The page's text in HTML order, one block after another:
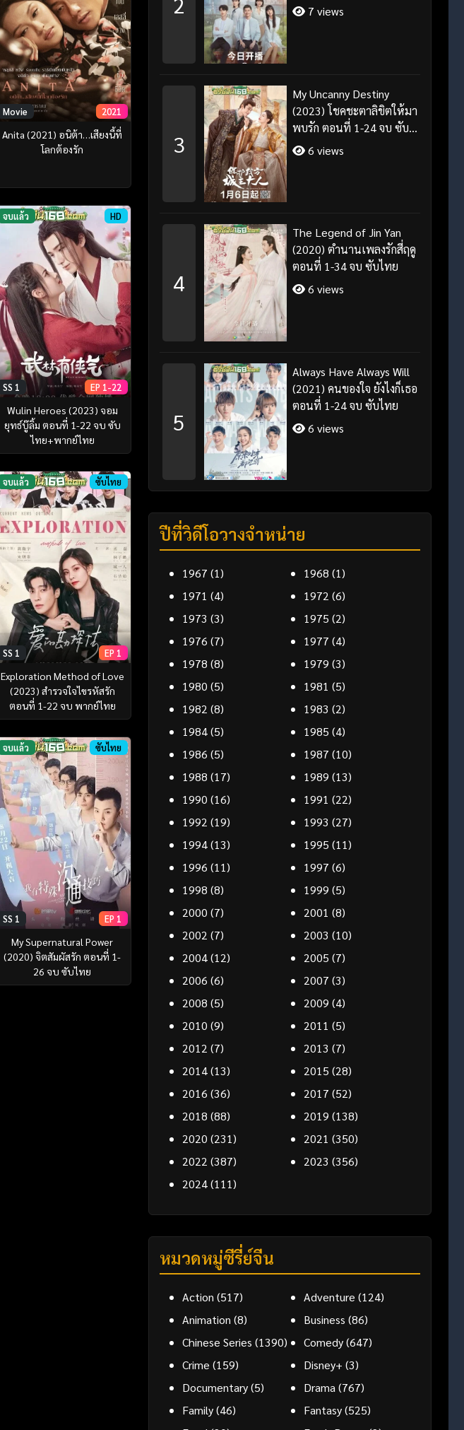
Movie 2021
Anita (2021) อนิต้า…เสียงนี้ที่
โลกต้องรัก
จบแล้ว HD
SS 1 EP 1-22
Wulin Heroes (2023) จอม
ยุทธ์บู๊ลิ้ม ตอนที่ 1-22 จบ ซับ
ไทย+พากย์ไทย
จบแล้ว ซับไทย
SS 1 EP 1
Exploration Method of Love
(2023) สำรวจใจไขรหัสรัก
ตอนที่ 1-22 จบ พากย์ไทย
จบแล้ว ซับไทย
SS 1 EP 1
My Supernatural Power
(2020) จิตสัมผัสรัก ตอนที่ 1-
26 จบ ซับไทย
7 views
3
My Uncanny Destiny
(2023) โชคชะตาลิขิตให้มา
พบรัก ตอนที่ 1-24 จบ ซับ
ไทย/พากย์ไทย
6 views
4
The Legend of Jin Yan
(2020) ตำนานเพลงรักสี่ฤดู
ตอนที่ 1-34 จบ ซับไทย
6 views
5
Always Have Always Will
(2021) คนของใจ ยังไงก็เธอ
ตอนที่ 1-24 จบ ซับไทย
6 views
ปีที่วิดีโอวางจำหน่าย
1967 (1) 1968 (1)
1971 (4) 1972 (6)
1973 (3) 1975 (2)
1976 (7) 1977 (4)
1978 (8) 1979 (3)
1980 (5) 1981 (5)
1982 (8) 1983 (2)
1984(5) 1985 (4)
1986 (5) 1987 (10)
1988 (17) 1989 (13)
1990 (16) 1991 (22)
1992 (19) 1993 (27)
1994(13) 1995 (11)
1996 (11) 1997 (6)
1998 (8) 1999 (5)
2000 (7) 2001 (8)
2002 (7) 2003 (10)
2004(12) 2005 (7)
2006 (6) 2007 (3)
2008 (5) 2009 (4)
2010 (9) 2011 (5)
2012 (7) 2013 (7)
2014(13) 2015 (28)
2016 (36) 2017 (52)
2018 (88) 2019 (138)
2020 (231) 2021 (350)
2022 (387) 2023 (356)
2024(111)
หมวดหมู่ซีรี่ย์จีน
Action (517) Adventure (124)
Animation (8) Business (86)
Chinese Series (1390) Comedy(647)
Crime (159) Disney+ (3)
Documentary(5) Drama(767)
Family(46) Fantasy(525)